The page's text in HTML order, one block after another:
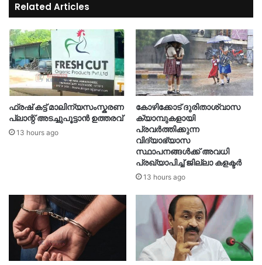
Related Articles
ഫ്രഷ് കട്ട് മാലിന്യസംസ്കരണ
പ്ലാന്റ് അടച്ചുപൂട്ടാൻ ഉത്തരവ്
13 hours ago
കോഴിക്കോട് ദുരിതാശ്വാസ
ക്യാമ്പുകളായി
പ്രവര്‍ത്തിക്കുന്ന
വിദ്യാഭ്യാസ
സ്ഥാപനങ്ങള്‍ക്ക് അവധി
പ്രഖ്യാപിച്ച് ജില്ലാ കളക്ടർ
13 hours ago